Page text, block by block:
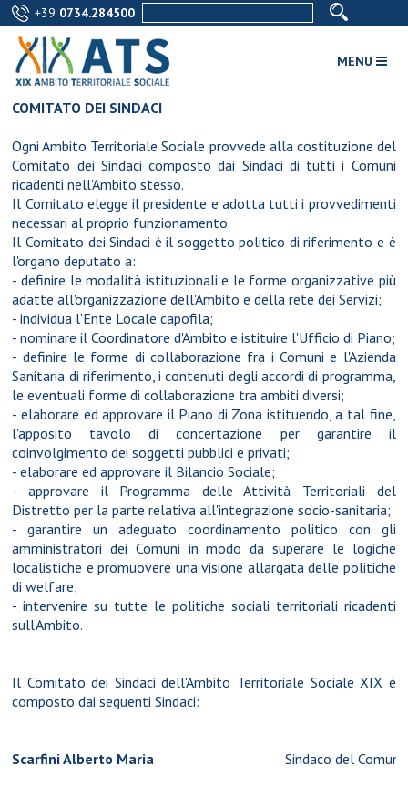
+39 0734.284500
MENU
COMITATO DEI SINDACI
Ogni Ambito Territoriale Sociale provvede alla costituzione del
Comitato dei Sindaci composto dai Sindaci di tutti i Comuni
ricadenti nell'Ambito stesso.
Il Comitato elegge il presidente e adotta tutti i provvedimenti
necessari al proprio funzionamento.
Il Comitato dei Sindaci è il soggetto politico di riferimento e è
l'organo deputato a:
- definire le modalità istituzionali e le forme organizzative più
adatte all'organizzazione dell'Ambito e della rete dei Servizi;
- individua l'Ente Locale capofila;
- nominare il Coordinatore d'Ambito e istituire l'Ufficio di Piano;
- definire le forme di collaborazione fra i Comuni e l'Azienda
Sanitaria di riferimento, i contenuti degli accordi di programma,
le eventuali forme di collaborazione tra ambiti diversi;
- elaborare ed approvare il Piano di Zona istituendo, a tal fine,
l'apposito tavolo di concertazione per garantire il
coinvolgimento dei soggetti pubblici e privati;
- elaborare ed approvare il Bilancio Sociale;
- approvare il Programma delle Attività Territoriali del
Distretto per la parte relativa all'integrazione socio-sanitaria;
- garantire un adeguato coordinamento politico con gli
amministratori dei Comuni in modo da superare le logiche
localistiche e promuovere una visione allargata delle politiche
di welfare;
- intervenire su tutte le politiche sociali territoriali ricadenti
sull'Ambito.
Il Comitato dei Sindaci dell'Ambito Territoriale Sociale XIX è
composto dai seguenti Sindaci:
Scarfini Alberto Maria Sindaco del